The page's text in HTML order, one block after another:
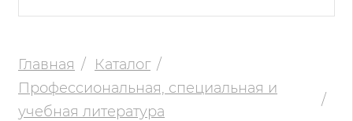
Главная
Каталог
Профессиональная, специальная и
учебная литература